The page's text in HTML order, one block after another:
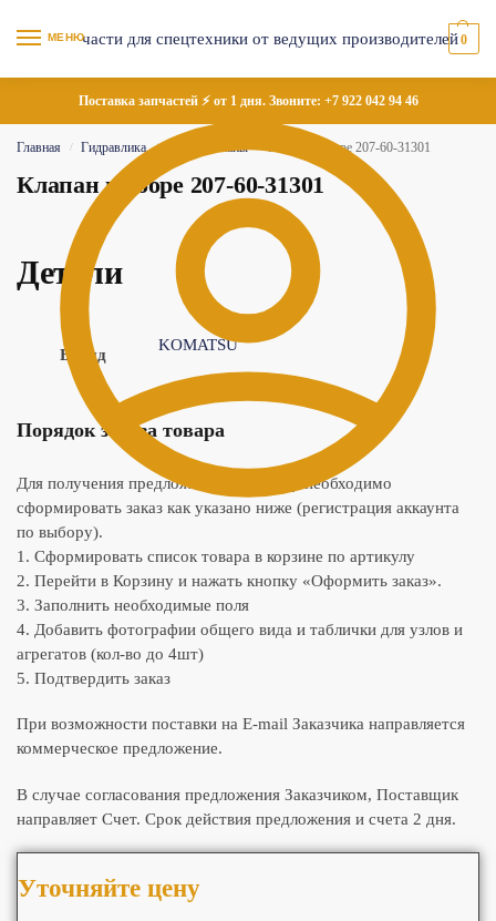
МЕНЮ 0
Поставка запчастей ⚡ от 1 дня. Звоните: +7 922 042 94 46
Главная / Гидравлика / Гидроклапаны Клапан в сборе 207-60-31301
Клапан в сборе 207-60-31301
Детали
Бренд
KOMATSU
Порядок заказа товара
Для получения предложения по товару необходимо
сформировать заказ как указано ниже (регистрация аккаунта
по выбору).
1. Сформировать список товара в корзине по артикулу
2. Перейти в Корзину и нажать кнопку «Оформить заказ».
3. Заполнить необходимые поля
4. Добавить фотографии общего вида и таблички для узлов и
агрегатов (кол-во до 4шт)
5. Подтвердить заказ
При возможности поставки на E-mail Заказчика направляется
коммерческое предложение.
В случае согласования предложения Заказчиком, Поставщик
направляет Счет. Срок действия предложения и счета 2 дня.
Уточняйте цену